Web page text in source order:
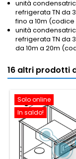
unità
refrigerata TN da
fino a 10m (codice
unità
refrigerata TN da
da 10m a 20m
16 altri prodotti
Solo online
In saldo!